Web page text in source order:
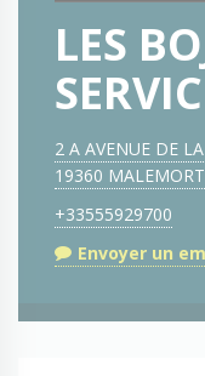
LES
2 A AVENUE DE
19360 MALEMORT
+33555929700
Envoyer un